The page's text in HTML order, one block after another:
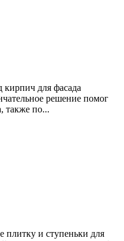
для фасада
решение помог
также по...
плитку и ступеньки для